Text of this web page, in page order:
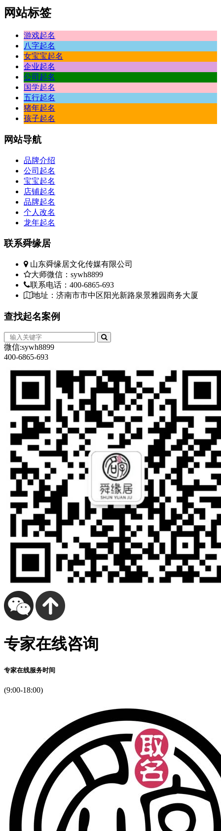
网站标签
游戏起名
八字起名
女宝宝起名
企业起名
公司起名
国学起名
五行起名
猪年起名
孩子起名
网站导航
品牌介绍
公司起名
宝宝起名
店铺起名
品牌起名
个人改名
龙年起名
联系舜缘居
山东舜缘居文化传媒有限公司
大师微信：sywh8899
联系电话：400-6865-693
地址：济南市市中区阳光新路泉景雅园商务大厦
查找起名案例
微信:sywh8899
400-6865-693
专家在线咨询
专家在线服务时间
(9:00-18:00)